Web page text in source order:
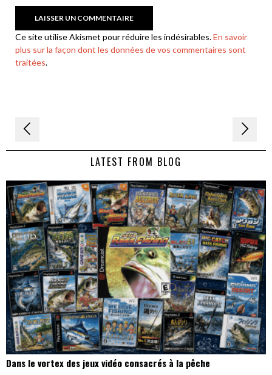
Ce site utilise Akismet pour réduire les indésirables.En savoir
plus sur la façon dont les données de vos commentaires sont
traitées.
Navigation
de LATEST FROM BLOG
Dans le vortex des jeux vidéo consacrés à la pêche